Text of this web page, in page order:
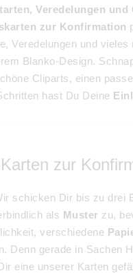
Veredelungen und
zur Konfirmation
Veredelungen und
Blanko-Design.
Cliparts, einen
hast Du Deine
zur
schicken Dir bis zu drei
als Muster zu,
verschiedene
Denn gerade in Sachen
eine unserer Karten